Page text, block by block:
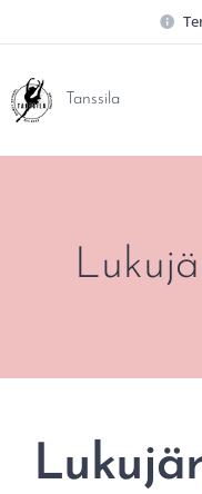
Tanssila